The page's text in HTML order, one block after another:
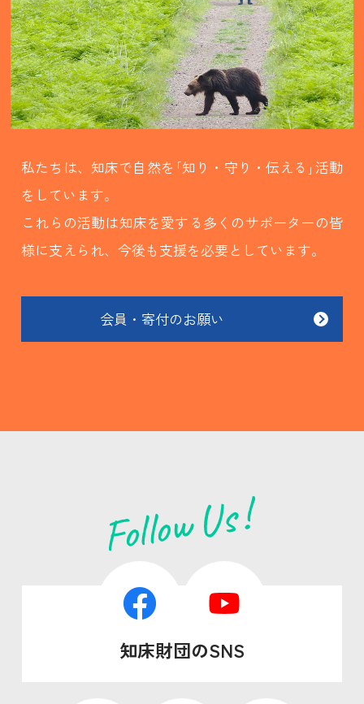
私たちは、知床で自然を｢知り・守り・伝える｣活動
をしています。
これらの活動は知床を愛する多くのサポーターの皆
様に支えられ、今後も支援を必要としています。
会員・寄付のお願い
知床財団のSNS